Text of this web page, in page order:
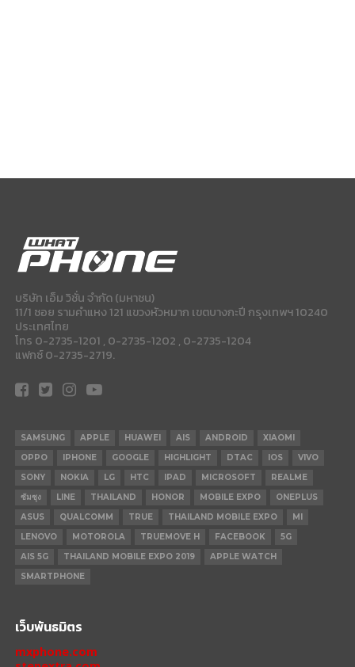
บริษัท เอ็ม วิชั่น จำกัด (มหาชน)
11/1 ซอย รามคำแหง 121 แขวงหัวหมาก เขตบางกะปี กรุงเทพฯ 10240
ประเทศไทย
โทร 0-2735-1201 , 0-2735-1202 , 0-2735-1204
แฟกซ์ 0-2735-2719.
SAMSUNG APPLE HUAWEI AIS ANDROID
XIAOMI
OPPO
IPHONE GOOGLE HIGHLIGHT DTAC IOS
VIVO
SONY
NOKIA LG HTC IPAD MICROSOFT
REALME
ซัมซุง
LINE THAILAND HONOR MOBILE EXPO
ONEPLUS
ASUS
QUALCOMM TRUE THAILAND MOBILE EXPO
MI
LENOVO
MOTOROLA TRUEMOVE H FACEBOOK
5G
AIS 5G
THAILAND MOBILE EXPO 2019
APPLE WATCH
SMARTPHONE
เว็บพันธมิตร
mxphone.com